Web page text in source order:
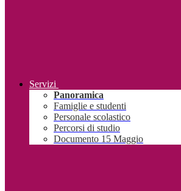
Servizi
Panoramica
Famiglie e studenti
Personale scolastico
Percorsi di studio
Documento 15 Maggio